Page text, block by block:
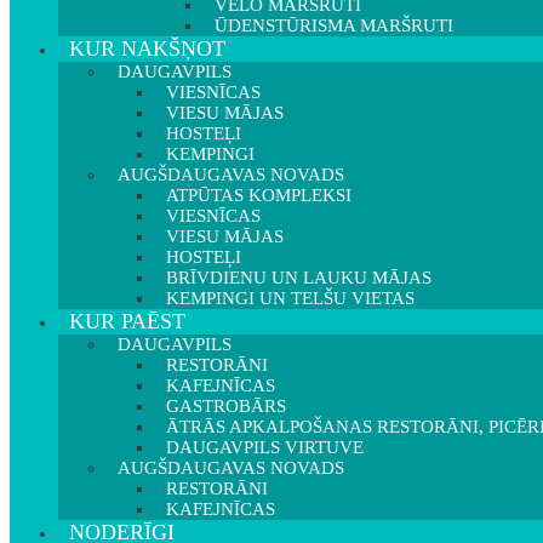
VELO MARŠRUTI
ŪDENSTŪRISMA MARŠRUTI
KUR NAKŠŅOT
DAUGAVPILS
VIESNĪCAS
VIESU MĀJAS
HOSTEĻI
KEMPINGI
AUGŠDAUGAVAS NOVADS
ATPŪTAS KOMPLEKSI
VIESNĪCAS
VIESU MĀJAS
HOSTEĻI
BRĪVDIENU UN LAUKU MĀJAS
KEMPINGI UN TELŠU VIETAS
KUR PAĒST
DAUGAVPILS
RESTORĀNI
KAFEJNĪCAS
GASTROBĀRS
ĀTRĀS APKALPOŠANAS RESTORĀNI,
DAUGAVPILS VIRTUVE
AUGŠDAUGAVAS NOVADS
RESTORĀNI
KAFEJNĪCAS
NODERĪGI